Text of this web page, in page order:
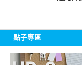
點子專區